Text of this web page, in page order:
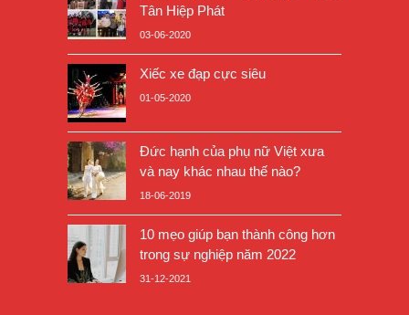
Tân Hiệp Phát
03-06-2020
Xiếc xe đạp cực siêu
01-05-2020
Đức hạnh của phụ nữ Việt xưa
và nay khác nhau thế nào?
18-06-2019
10 mẹo giúp bạn thành công hơn
trong sự nghiệp năm 2022
31-12-2021